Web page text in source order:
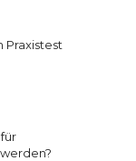
Praxistest